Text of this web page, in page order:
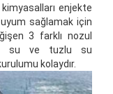
enjekte
sağlamak için
3 farklı nozul
su ve tuzlu su
kolaydır.